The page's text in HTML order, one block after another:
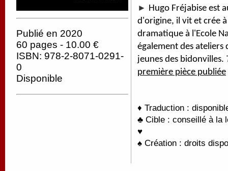
Publié en 2020
60 pages - 10.00 €
ISBN: 978-2-8071-0291-
0
Disponible
► Hugo Fréjabise est
d'origine, il vit et crée
dramatique à l'Ecole
également des
jeunes des bidonvilles.
première pièce publiée
♦ Traduction :
♣ Cible : conseillé à la
♥
♠ Création : droits